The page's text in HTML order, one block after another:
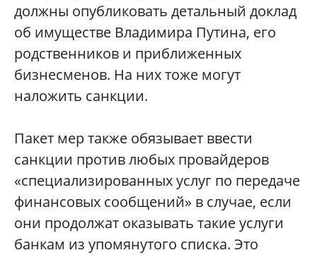
должны опубликовать детальный доклад
об имуществе Владимира Путина, его
родственников и приближенных
бизнесменов. На них тоже могут
наложить санкции.
Пакет мер также обязывает ввести
санкции против любых провайдеров
«специализированных услуг по передаче
финансовых сообщений» в случае, если
они продолжат оказывать такие услуги
банкам из упомянутого списка. Это